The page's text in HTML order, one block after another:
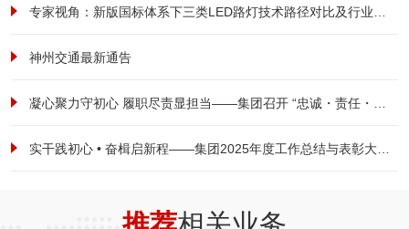
神州交通最新通告